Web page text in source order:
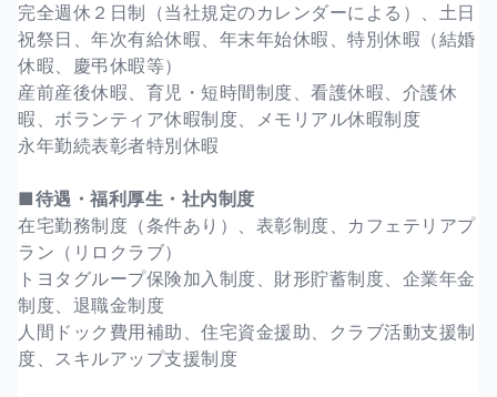
完全週休２日制（当社規定のカレンダーによる）、土日
祝祭日、年次有給休暇、年末年始休暇、特別休暇（結婚
休暇、慶弔休暇等）
産前産後休暇、育児・短時間制度、看護休暇、介護休
暇、ボランティア休暇制度、メモリアル休暇制度
永年勤続表彰者特別休暇
■待遇・福利厚生・社内制度
在宅勤務制度（条件あり）、表彰制度、カフェテリアプ
ラン（リロクラブ）
トヨタグループ保険加入制度、財形貯蓄制度、企業年金
制度、退職金制度
人間ドック費用補助、住宅資金援助、クラブ活動支援制
度、スキルアップ支援制度